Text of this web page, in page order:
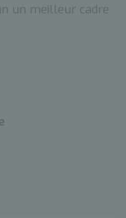
un meilleur cadre